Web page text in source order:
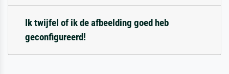
Ik twijfel of ik de afbeelding goed heb
geconfigureerd!